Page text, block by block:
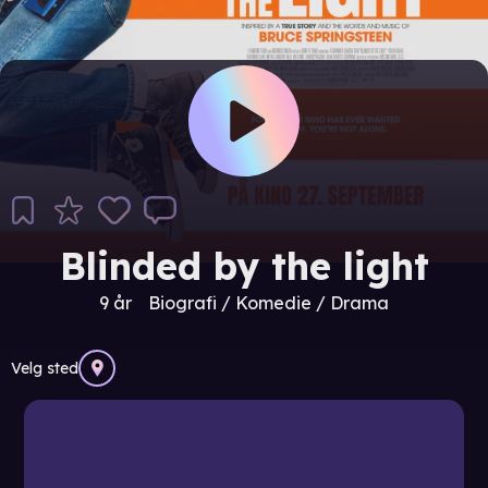
Blinded by the light
9 år Biografi / Komedie / Drama
Velg sted